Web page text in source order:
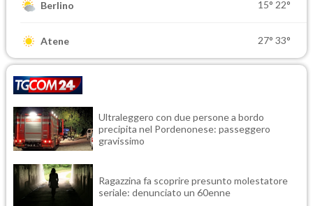
Berlino 15° 22°
Atene 27° 33°
Ultraleggero con due persone a bordo
precipita nel Pordenonese: passeggero
gravissimo
Ragazzina fa scoprire presunto molestatore
seriale: denunciato un 60enne